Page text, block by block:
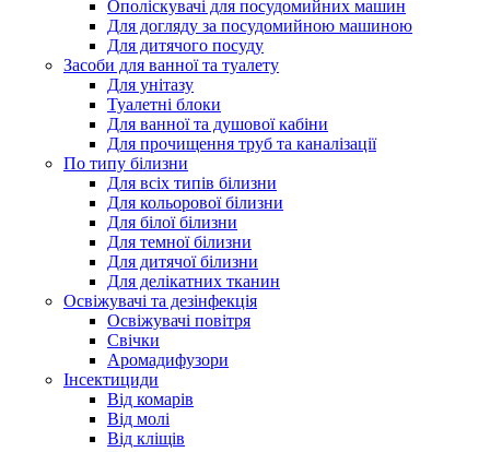
Ополіскувачі для посудомийних машин
Для догляду за посудомийною машиною
Для дитячого посуду
Засоби для ванної та туалету
Для унітазу
Туалетні блоки
Для ванної та душової кабіни
Для прочищення труб та каналізації
По типу білизни
Для всіх типів білизни
Для кольорової білизни
Для білої білизни
Для темної білизни
Для дитячої білизни
Для делікатних тканин
Освіжувачі та дезінфекція
Освіжувачі повітря
Свічки
Аромадифузори
Інсектициди
Від комарів
Від молі
Від кліщів